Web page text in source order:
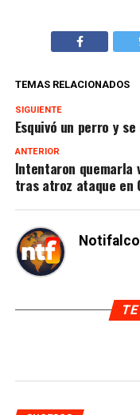
TEMAS RELACIONADOS
SIGUIENTE
Esquivó un perro y
ANTERIOR
Intentaron quemarla
tras atroz ataque en